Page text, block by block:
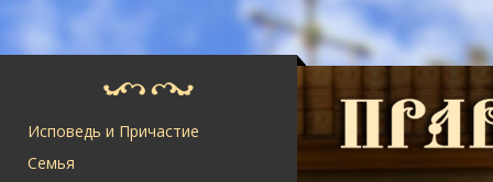
Исповедь и Причастие
Семья